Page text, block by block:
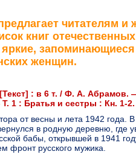
читателям и
книг
женщин.
: в 6 т. / Ф. А. Абрамов.
1 : Братья и сестры : Кн. 1-
от весны и лета 1942 года. В
в родную деревню, где
бабы, открывшей в 1941
фронт русского мужика.